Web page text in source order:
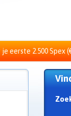
eerste 2.500 Spex